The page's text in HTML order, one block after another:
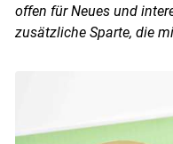
offen für Neues und
zusätzliche Sparte, die